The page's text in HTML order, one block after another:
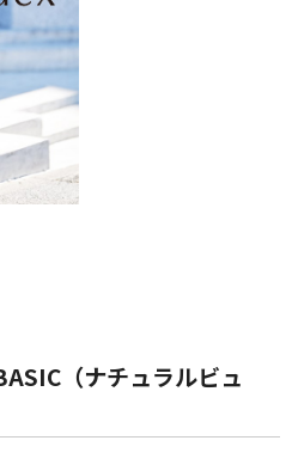
（ナチュラルビュ